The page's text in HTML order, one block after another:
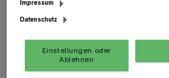
Impressum
Datenschutz
Einstellungen oder
Ablehnen